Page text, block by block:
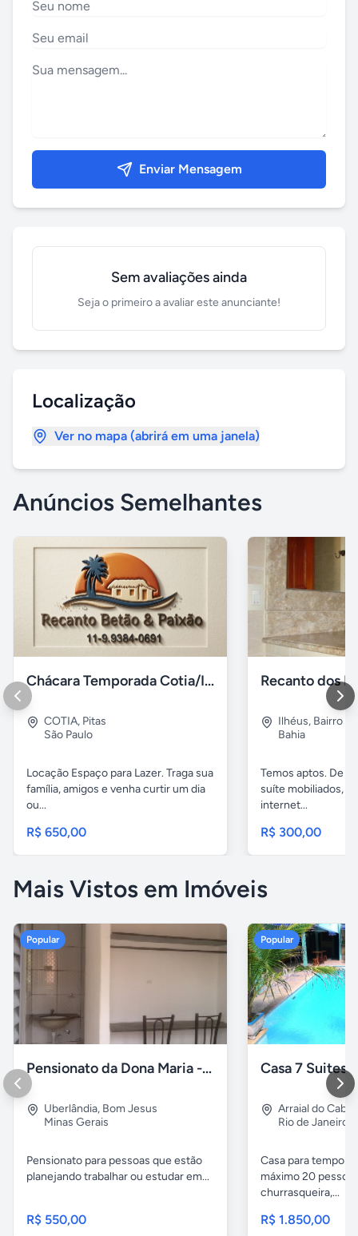
Enviar Mensagem
Sem avaliações ainda
Seja o primeiro a avaliar este anunciante!
Localização
Ver no mapa (abrirá em uma janela)
Anúncios Semelhantes
Chácara Temporada Cotia/Itapevi
COTIA, Pitas
São Paulo
Locação Espaço para Lazer. Traga sua
família, amigos e venha curtir um dia
ou...
R$ 650,00
Recanto dos
Ilhéus, Bairro
Bahia
Temos aptos. De
suíte mobiliados,
internet...
R$ 300,00
Mais Vistos em Imóveis
Popular
Pensionato da Dona Maria - Uberlândia/MG
Uberlândia, Bom Jesus
Minas Gerais
Pensionato para pessoas que estão
planejando trabalhar ou estudar em...
R$ 550,00
Popular
Arraial do Cabo
Rio de Janeiro
Casa para
máximo 20
churrasqueira,...
R$ 1.850,00